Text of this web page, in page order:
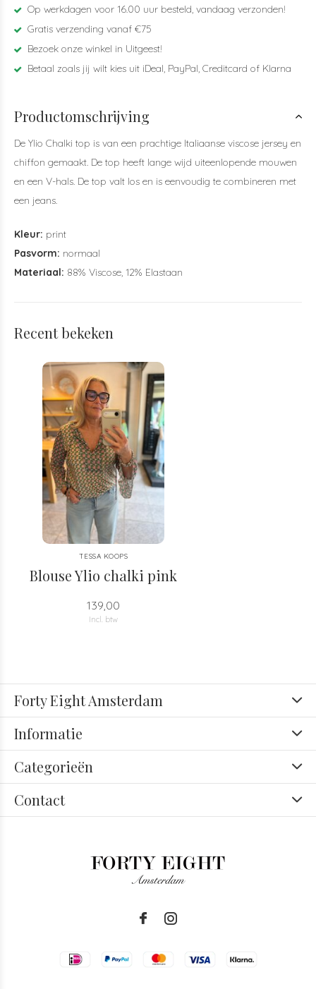
Op werkdagen voor 16.00 uur besteld, vandaag verzonden!
Gratis verzending vanaf €75
Bezoek onze winkel in Uitgeest!
Betaal zoals jij wilt kies uit iDeal, PayPal, Creditcard of Klarna
Productomschrijving
De Ylio Chalki top is van een prachtige Italiaanse viscose jersey en
chiffon gemaakt. De top heeft lange wijd uiteenlopende mouwen
en een V-hals. De top valt los en is eenvoudig te combineren met
een jeans.
Kleur: print
Pasvorm: normaal
Materiaal: 88% Viscose, 12% Elastaan
Recent bekeken
TESSA KOOPS
Blouse Ylio chalki pink
139,00
Incl. btw
Forty Eight Amsterdam
Informatie
Categorieën
Contact